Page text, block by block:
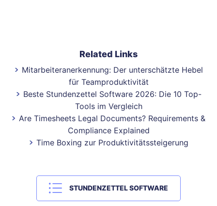
Related Links
Mitarbeiteranerkennung: Der unterschätzte Hebel
für Teamproduktivität
Beste Stundenzettel Software 2026: Die 10 Top-
Tools im Vergleich
Are Timesheets Legal Documents? Requirements &
Compliance Explained
Time Boxing zur Produktivitätssteigerung
STUNDENZETTEL SOFTWARE